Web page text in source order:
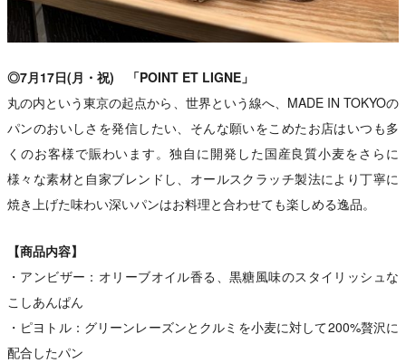
◎7月17日(月・祝) 「POINT ET LIGNE」
丸の内という東京の起点から、世界という線へ、MADE IN TOKYOの
パンのおいしさを発信したい、そんな願いをこめたお店はいつも多
くのお客様で賑わいます。独自に開発した国産良質小麦をさらに
様々な素材と自家ブレンドし、オールスクラッチ製法により丁寧に
焼き上げた味わい深いパンはお料理と合わせても楽しめる逸品。
【商品内容】
・アンビザー：オリーブオイル香る、黒糖風味のスタイリッシュな
こしあんぱん
・ピヨトル：グリーンレーズンとクルミを小麦に対して200%贅沢に
配合したパン